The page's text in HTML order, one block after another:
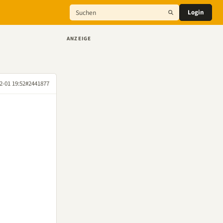
Login
01 19:52#2441877
ANZEIGE